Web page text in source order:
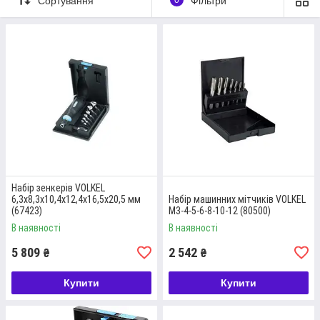
"ПРОФІ-ІНСТРУМЕНТ" можна придбати різноманітні
процес вирішення багатьох задач.
Перейти до каталогу
ПРЕДСТАВЛЯЄМО ТОПОВІ НАБОРИ
РІЗЬБОНАРІЗНОГО СЛЮСАРНОГО
ІНСТРУМЕНТУ В НАШОМУ КАТАЛОЗІ
Набір зенкерів VOLKEL
6,3х8,3х10,4х12,4х16,5х20,5 мм
(67423)
В наявності
5 809 ₴
Купити
Набір машинних мітчиків VOLKEL
М3-4-5-6-8-10-12 (80500)
В наявності
2 542 ₴
Купити